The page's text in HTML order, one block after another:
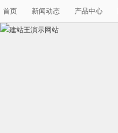
首页 新闻动态 产品中心